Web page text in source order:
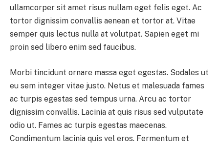
ullamcorper sit amet risus nullam eget felis eget. Ac
tortor dignissim convallis aenean et tortor at. Vitae
semper quis lectus nulla at volutpat. Sapien eget mi
proin sed libero enim sed faucibus.
Morbi tincidunt ornare massa eget egestas. Sodales ut
eu sem integer vitae justo. Netus et malesuada fames
ac turpis egestas sed tempus urna. Arcu ac tortor
dignissim convallis. Lacinia at quis risus sed vulputate
odio ut. Fames ac turpis egestas maecenas.
Condimentum lacinia quis vel eros. Fermentum et